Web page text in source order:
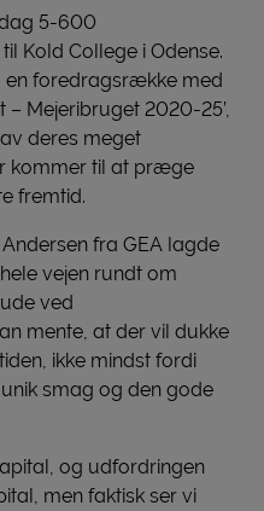
5-600
Kold College i Odense.
en foredragsrække med
– Mejeribruget 2020-25’,
deres meget
kommer til at præge
fremtid.
fra GEA lagde
vejen rundt om
ved
mente, at der vil dukke
ikke mindst fordi
smag og den gode
og udfordringen
men faktisk ser vi